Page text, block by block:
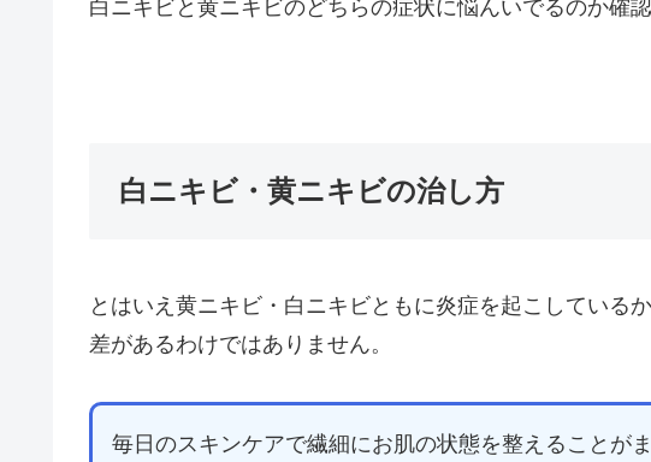
白ニキビと黄ニキビのどちらの症状に悩んいでるのか確
白ニキビ・黄ニキビの治し方
とはいえ黄ニキビ・白ニキビともに炎症を起こしている
差があるわけではありません。
毎日のスキンケアで繊細にお肌の状態を整えることが